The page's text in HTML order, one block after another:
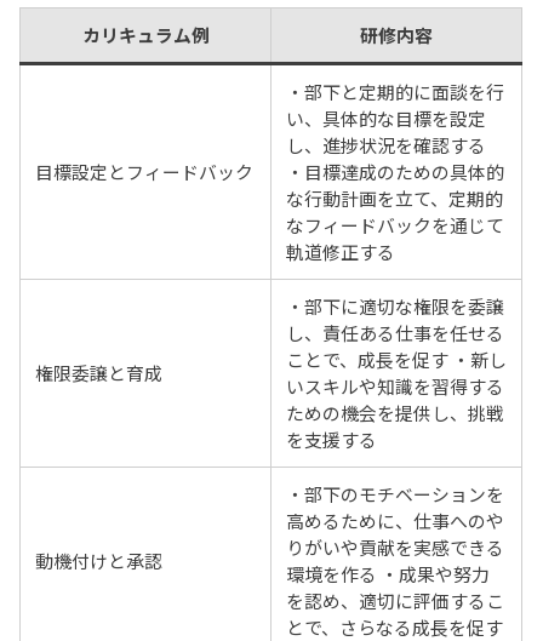
カリキュラム例 研修内容
目標設定とフィードバック
・部下と定期的に面談を行
い、具体的な目標を設定
し、進捗状況を確認する
・目標達成のための具体的
な行動計画を立て、定期的
なフィードバックを通じて
軌道修正する
権限委譲と育成
・部下に適切な権限を委譲
し、責任ある仕事を任せる
ことで、成長を促す ・新し
いスキルや知識を習得する
ための機会を提供し、挑戦
を支援する
動機付けと承認
・部下のモチベーションを
高めるために、仕事へのや
りがいや貢献を実感できる
環境を作る ・成果や努力
を認め、適切に評価するこ
とで、さらなる成長を促す